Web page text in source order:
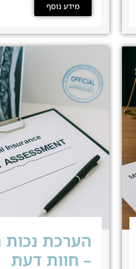
מידע נוסף
הערכת נכות
– חוות דעת